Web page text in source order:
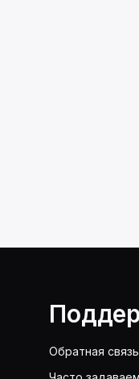
Обратная связь